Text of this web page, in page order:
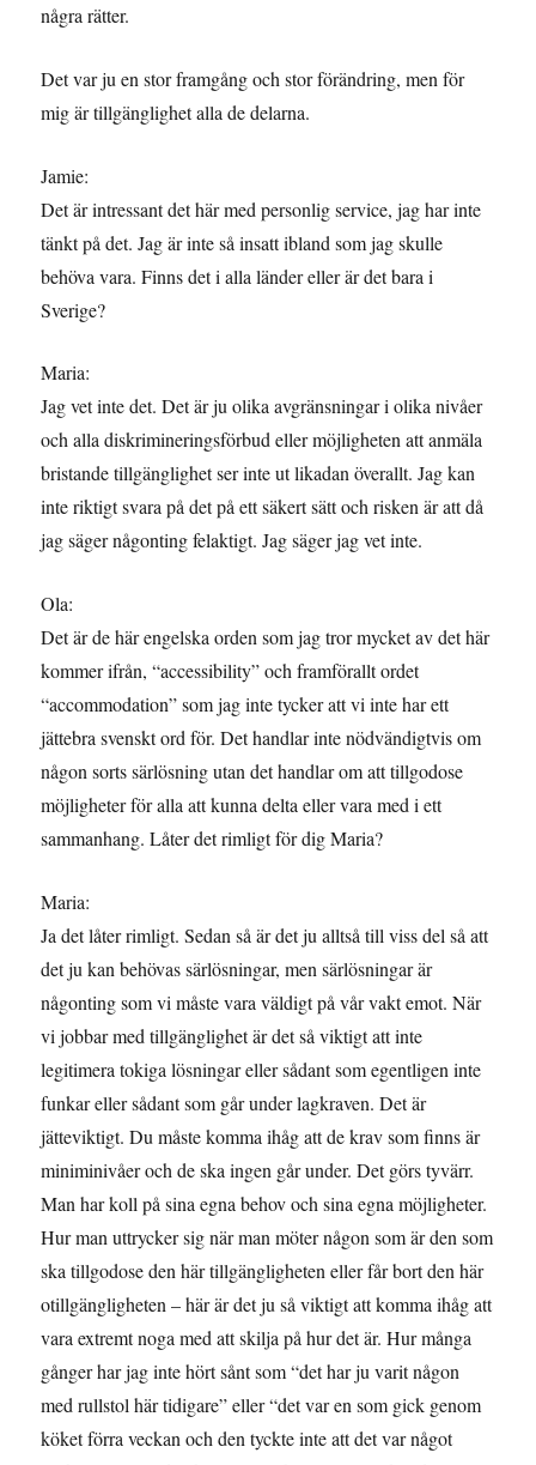
några rätter.
Det var ju en stor framgång och stor förändring, men för
mig är tillgänglighet alla de delarna.
Jamie:
Det är intressant det här med personlig service, jag har inte
tänkt på det. Jag är inte så insatt ibland som jag skulle
behöva vara. Finns det i alla länder eller är det bara i
Sverige?
Maria:
Jag vet inte det. Det är ju olika avgränsningar i olika nivåer
och alla diskrimineringsförbud eller möjligheten att anmäla
bristande tillgänglighet ser inte ut likadan överallt. Jag kan
inte riktigt svara på det på ett säkert sätt och risken är att då
jag säger någonting felaktigt. Jag säger jag vet inte.
Ola:
Det är de här engelska orden som jag tror mycket av det här
kommer ifrån, “accessibility” och framförallt ordet
“accommodation” som jag inte tycker att vi inte har ett
jättebra svenskt ord för. Det handlar inte nödvändigtvis om
någon sorts särlösning utan det handlar om att tillgodose
möjligheter för alla att kunna delta eller vara med i ett
sammanhang. Låter det rimligt för dig Maria?
Maria:
Ja det låter rimligt. Sedan så är det ju alltså till viss del så att
det ju kan behövas särlösningar, men särlösningar är
någonting som vi måste vara väldigt på vår vakt emot. När
vi jobbar med tillgänglighet är det så viktigt att inte
legitimera tokiga lösningar eller sådant som egentligen inte
funkar eller sådant som går under lagkraven. Det är
jätteviktigt. Du måste komma ihåg att de krav som finns är
miniminivåer och de ska ingen går under. Det görs tyvärr.
Man har koll på sina egna behov och sina egna möjligheter.
Hur man uttrycker sig när man möter någon som är den som
ska tillgodose den här tillgängligheten eller får bort den här
otillgängligheten – här är det ju så viktigt att komma ihåg att
vara extremt noga med att skilja på hur det är. Hur många
gånger har jag inte hört sånt som “det har ju varit någon
med rullstol här tidigare” eller “det var en som gick genom
köket förra veckan och den tyckte inte att det var något